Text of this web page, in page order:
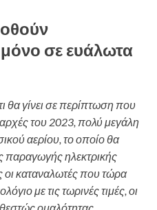
μόνο σε ευάλωτα
θα γίνει σε περίπτωση που
αρχές του 2023, πολύ μεγάλη
αερίου, το οποίο θα
παραγωγής ηλεκτρικής
οι καταναλωτές που τώρα
με τις τωρινές τιμές, οι